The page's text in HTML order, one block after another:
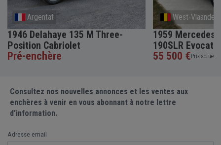
Argentat
1946 Delahaye 135 M Three-
Position Cabriolet
Pré-enchère
West-
1959 Mercedes-
190SLR
55 500 €Prix actuel •
Consultez nos nouvelles annonces et les ventes aux
enchères à venir en vous abonnant à notre lettre
d'information.
Adresse email